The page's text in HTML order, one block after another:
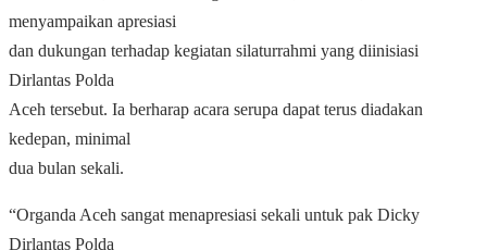
menyampaikan apresiasi
dan dukungan terhadap kegiatan silaturrahmi yang diinisiasi
Dirlantas Polda
Aceh tersebut. Ia berharap acara serupa dapat terus diadakan
kedepan, minimal
dua bulan sekali.
“Organda Aceh sangat menapresiasi sekali untuk pak Dicky
Dirlantas Polda